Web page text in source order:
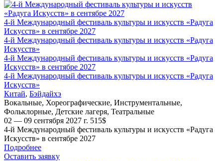
4-й Международный фестиваль культуры и искусств «Радуга
Искусств» в сентябре 2027
4-й Международный фестиваль культуры и искусств «Радуга
Искусств»
4-й Международный фестиваль культуры и искусств «Радуга
Искусств» в сентябре 2027
4-й Международный фестиваль культуры и искусств «Радуга
Искусств»
Китай, Бэйдайхэ
Вокальные, Хореографические, Инструментальные,
Фольклорные, Детские лагеря, Театральные
02 — 09 сентября 2027 г. 515$
4-й Международный фестиваль культуры и искусств «Радуга
Искусств» в сентябре 2027
Подробнее
Оставить заявку